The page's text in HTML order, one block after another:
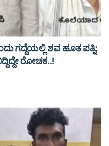
ಗದ್ದೆಯಲ್ಲಿ ಶವ ಹೂತ ಪತ್ನಿ:
ರೋಚಕ..!